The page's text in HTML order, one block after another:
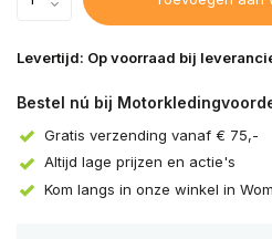
Levertijd: Op voorraad bij
Bestel nú bij
Gratis verzending vanaf € 75,-
Altijd lage prijzen en actie's
Kom langs in onze winkel in